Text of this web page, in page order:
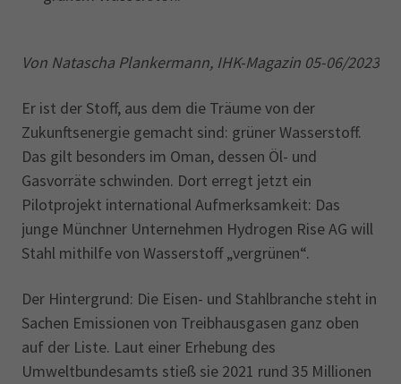
Von Natascha Plankermann, IHK-Magazin 05-06/2023
Er ist der Stoff, aus dem die Träume von der
Zukunftsenergie gemacht sind: grüner Wasserstoff.
Das gilt besonders im Oman, dessen Öl- und
Gasvorräte schwinden. Dort erregt jetzt ein
Pilotprojekt international Aufmerksamkeit: Das
junge Münchner Unternehmen Hydrogen Rise AG will
Stahl mithilfe von Wasserstoff „vergrünen“.
Der Hintergrund: Die Eisen- und Stahlbranche steht in
Sachen Emissionen von Treibhausgasen ganz oben
auf der Liste. Laut einer Erhebung des
Umweltbundesamts stieß sie 2021 rund 35 Millionen